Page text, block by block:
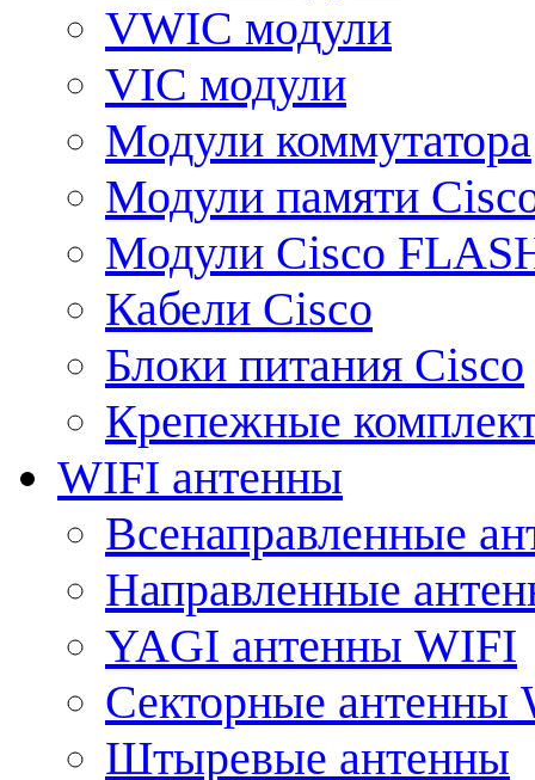
VWIC модули
VIC модули
Модули коммутатора
Модули памяти
Модули Cisco
Кабели Cisco
Блоки питания Cisco
Крепежные
WIFI антенны
Всенаправленные
Направленные
YAGI антенны WIFI
Секторные антенны
Штыревые антенны